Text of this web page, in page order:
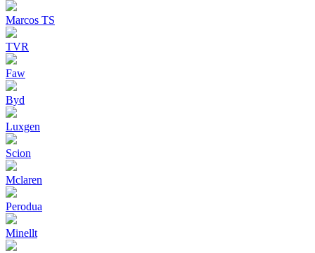
Marcos TS
TVR
Faw
Byd
Luxgen
Scion
Mclaren
Perodua
Minellt